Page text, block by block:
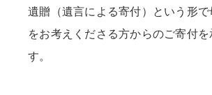
遺贈（遺言による寄付）という形
をお考えくださる方からのご寄付を
す。